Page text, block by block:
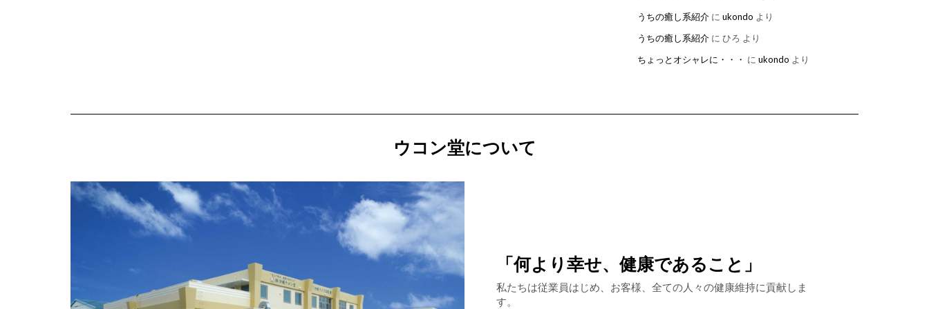
うちの癒し系紹介 に ukondo より
うちの癒し系紹介 に ひろ より
ちょっとオシャレに・・・ に ukondo より
ウコン堂について
「何より幸せ、健康であること」
私たちは従業員はじめ、お客様、全ての人々の健康維持に貢献しま
す。